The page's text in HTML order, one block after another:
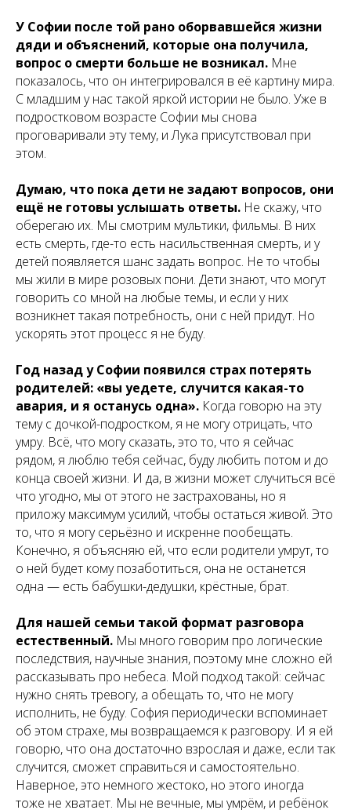
У Софии после той рано оборвавшейся жизни
дяди и объяснений, которые она получила,
вопрос о смерти больше не возникал. Мне
показалось, что он интегрировался в её картину мира.
С младшим у нас такой яркой истории не было. Уже в
подростковом возрасте Софии мы снова
проговаривали эту тему, и Лука присутствовал при
этом.
Думаю, что пока дети не задают вопросов, они
ещё не готовы услышать ответы. Не скажу, что
оберегаю их. Мы смотрим мультики, фильмы. В них
есть смерть, где-то есть насильственная смерть, и у
детей появляется шанс задать вопрос. Не то чтобы
мы жили в мире розовых пони. Дети знают, что могут
говорить со мной на любые темы, и если у них
возникнет такая потребность, они с ней придут. Но
ускорять этот процесс я не буду.
Год назад у Софии появился страх потерять
родителей: «вы уедете, случится какая-то
авария, и я останусь одна». Когда говорю на эту
тему с дочкой-подростком, я не могу отрицать, что
умру. Всё, что могу сказать, это то, что я сейчас
рядом, я люблю тебя сейчас, буду любить потом и до
конца своей жизни. И да, в жизни может случиться всё
что угодно, мы от этого не застрахованы, но я
приложу максимум усилий, чтобы остаться живой. Это
то, что я могу серьёзно и искренне пообещать.
Конечно, я объясняю ей, что если родители умрут, то
о ней будет кому позаботиться, она не останется
одна — есть бабушки-дедушки, крёстные, брат.
Для нашей семьи такой формат разговора
естественный. Мы много говорим про логические
последствия, научные знания, поэтому мне сложно ей
рассказывать про небеса. Мой подход такой: сейчас
нужно снять тревогу, а обещать то, что не могу
исполнить, не буду. София периодически вспоминает
об этом страхе, мы возвращаемся к разговору. И я ей
говорю, что она достаточно взрослая и даже, если так
случится, сможет справиться и самостоятельно.
Наверное, это немного жестоко, но этого иногда
тоже не хватает. Мы не вечные, мы умрём, и ребёнок